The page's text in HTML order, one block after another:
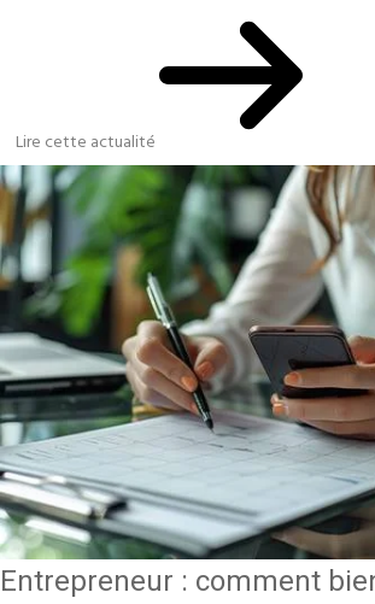
Lire cette actualité
Entrepreneur : comment